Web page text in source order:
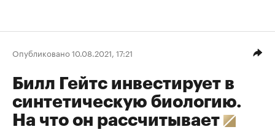
Опубликовано 10.08.2021, 17:21
Билл Гейтс инвестирует в
синтетическую биологию.
На что он рассчитывает